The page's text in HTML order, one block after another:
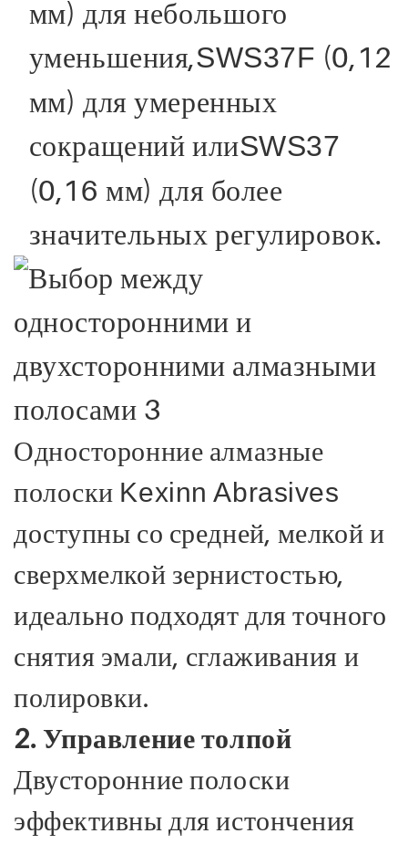
мм) для небольшого
уменьшения,SWS37F (0,12
мм) для умеренных
сокращений илиSWS37
(0,16 мм) для более
значительных регулировок.
Односторонние алмазные
полоски Kexinn Abrasives
доступны со средней, мелкой и
сверхмелкой зернистостью,
идеально подходят для точного
снятия эмали, сглаживания и
полировки.
2. Управление толпой
Двусторонние полоски
эффективны для истончения